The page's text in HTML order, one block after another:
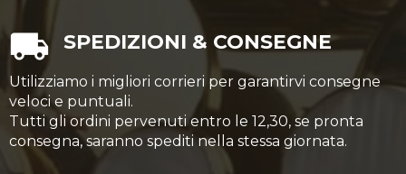
SPEDIZIONI & CONSEGNE
Utilizziamo i migliori corrieri per garantirvi consegne
veloci e puntuali.
Tutti gli ordini pervenuti entro le 12,30, se pronta
consegna, saranno spediti nella stessa giornata.